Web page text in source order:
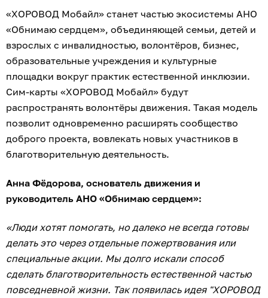
«ХОРОВОД Мобайл» станет частью экосистемы АНО
«Обнимаю сердцем», объединяющей семьи, детей и
взрослых с инвалидностью, волонтёров, бизнес,
образовательные учреждения и культурные
площадки вокруг практик естественной инклюзии.
Сим-карты «ХОРОВОД Мобайл» будут
распространять волонтёры движения. Такая модель
позволит одновременно расширять сообщество
доброго проекта, вовлекать новых участников в
благотворительную деятельность.
Анна Фёдорова, основатель движения и
руководитель АНО «Обнимаю сердцем»:
«Люди хотят помогать, но далеко не всегда готовы
делать это через отдельные пожертвования или
специальные акции. Мы долго искали способ
сделать благотворительность естественной частью
повседневной жизни. Так появилась идея "ХОРОВОД